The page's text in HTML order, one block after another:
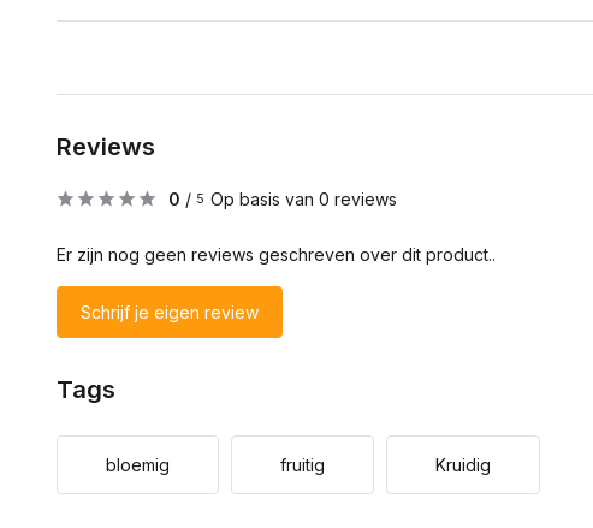
Reviews
0 / 5 Op basis van 0 reviews
Er zijn nog geen reviews geschreven over dit product..
Schrijf je eigen review
Tags
bloemig fruitig Kruidig